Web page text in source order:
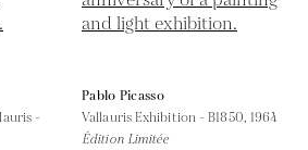
-
Pablo Picasso
Vallauris Exhibition - B1850, 1964
Édition Limitée